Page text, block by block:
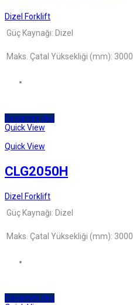
Dizel Forklift
Güç Kaynağı: Dizel
Maks. Çatal Yüksekliği (mm): 3000
Devamını oku
Quick View
Quick View
CLG2050H
Dizel Forklift
Güç Kaynağı: Dizel
Maks. Çatal Yüksekliği (mm): 3000
Devamını oku